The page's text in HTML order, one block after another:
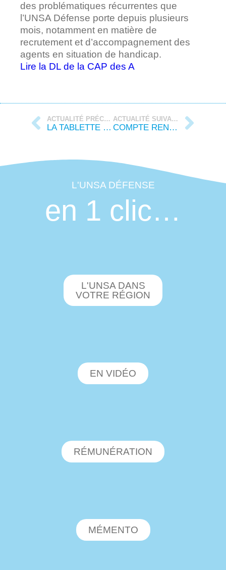
des problématiques récurrentes que
l’UNSA Défense porte depuis plusieurs
mois, notamment en matière de
recrutement et d’accompagnement des
agents en situation de handicap.
Lire la DL de la CAP des A
ACTUALITÉ PRÉCÉDENTE
LA TABLETTE DE FEVRIER 2025
ACTUALITÉ SUIVANTE
COMPTE RENDU DU CSA S SEO DU 16 JANVIER 2025
L'UNSA DÉFENSE
en 1 clic…
L'UNSA DANS
VOTRE RÉGION
EN VIDÉO
RÉMUNÉRATION
MÉMENTO